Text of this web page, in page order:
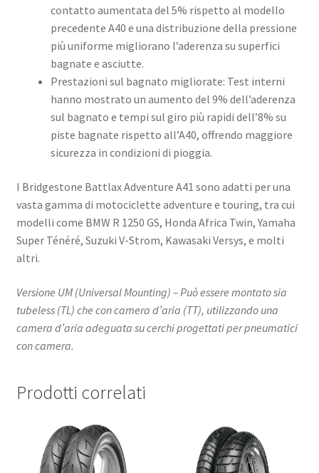
contatto aumentata del 5% rispetto al modello
precedente A40 e una distribuzione della pressione
più uniforme migliorano l’aderenza su superfici
bagnate e asciutte.
Prestazioni sul bagnato migliorate: Test interni
hanno mostrato un aumento del 9% dell’aderenza
sul bagnato e tempi sul giro più rapidi dell’8% su
piste bagnate rispetto all’A40, offrendo maggiore
sicurezza in condizioni di pioggia.
I Bridgestone Battlax Adventure A41 sono adatti per una
vasta gamma di motociclette adventure e touring, tra cui
modelli come BMW R 1250 GS, Honda Africa Twin, Yamaha
Super Ténéré, Suzuki V-Strom, Kawasaki Versys, e molti
altri.
Versione UM (Universal Mounting) – Può essere montato sia
tubeless (TL) che con camera d’aria (TT), utilizzando una
camera d’aria adeguata su cerchi progettati per pneumatici
con camera.
Prodotti correlati